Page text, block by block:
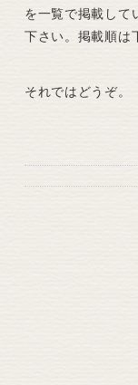
を一覧で掲載して
下さい。掲載順は
それではどうぞ。